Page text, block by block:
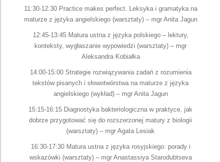
11:30-12:30 Practice makes perfect. Leksyka i gramatyka na
maturze z języka angielskiego (warsztaty) – mgr Anita Jagun
12:45-13:45 Matura ustna z języka polskiego – lektury,
konteksty, wygłaszanie wypowiedzi (warsztaty) – mgr
Aleksandra Kobiałka
14:00-15:00 Strategie rozwiązywania zadań z rozumienia
tekstów pisanych i słowotwórstwa na maturze z języka
angielskiego (wykład) – mgr Anita Jagun
15:15-16:15 Diagnostyka bakteriologiczna w praktyce, jak
dobrze przygotować się do rozszerzonej matury z biologii
(warsztaty) – mgr Agata Lesiak
16:30-17:30 Matura ustna z języka rosyjskiego: porady i
wskazówki (warsztaty) – mgr Anastassiya Starodubtseva